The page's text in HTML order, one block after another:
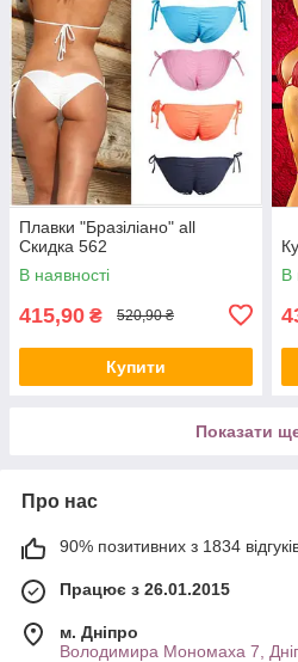
Плавки "Бразіліано" all
Скидка 562
В наявності
415,90 ₴ 520,90 ₴
Купити
В
Показати
Про нас
90% позитивних з 1834
Працює з 26.01.2015
м. Дніпро
Володимира Мономаха 7,